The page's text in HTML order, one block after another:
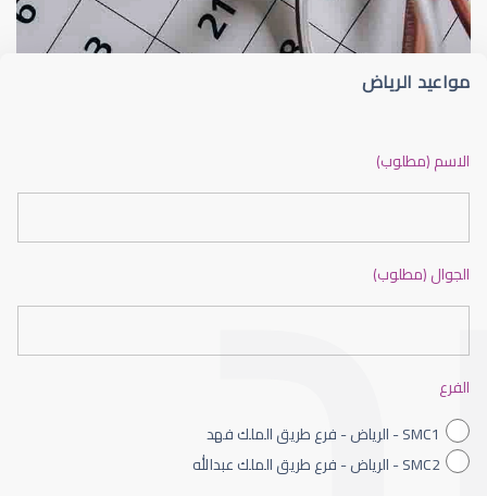
العمليات التجميلية للعين
مواعيد الرياض
الاسم (مطلوب)
الجوال (مطلوب)
الفرع
SMC1 - الرياض - فرع طريق الملك فهد
SMC2 - الرياض - فرع طريق الملك عبدالله